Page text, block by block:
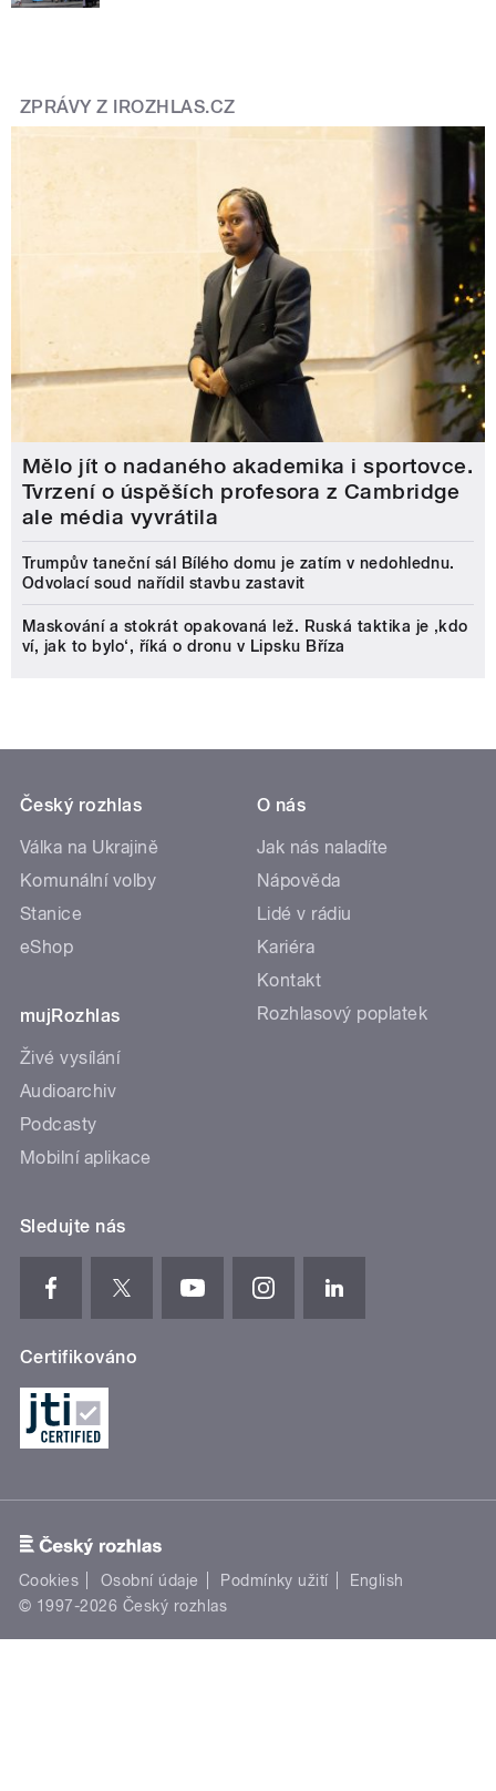
ZPRÁVY Z IROZHLAS.CZ
Mělo jít o nadaného akademika i sportovce.
Tvrzení o úspěších profesora z Cambridge
ale média vyvrátila
Trumpův taneční sál Bílého domu je zatím v nedohlednu.
Odvolací soud nařídil stavbu zastavit
Maskování a stokrát opakovaná lež. Ruská taktika je ‚kdo
ví, jak to bylo‘, říká o dronu v Lipsku Bříza
Český rozhlas
Válka na Ukrajině
Komunální volby
Stanice
eShop
mujRozhlas
Živé vysílání
Audioarchiv
Podcasty
Mobilní aplikace
O nás
Jak nás naladíte
Nápověda
Lidé v rádiu
Kariéra
Kontakt
Rozhlasový poplatek
Sledujte nás
Certifikováno
Cookies Osobní údaje Podmínky užití
English
© 1997-2026 Český rozhlas